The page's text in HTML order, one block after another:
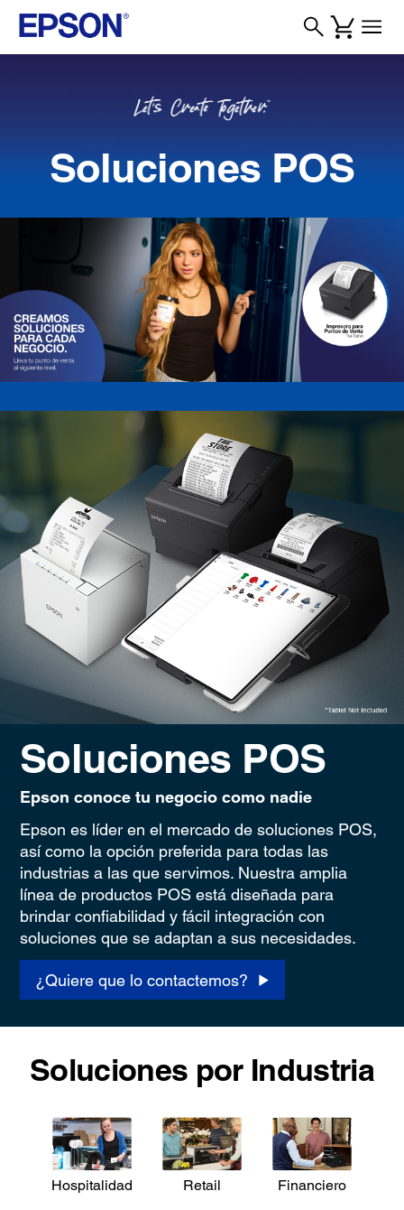
Soluciones POS
Soluciones POS
Epson conoce tu negocio como nadie
Epson es líder en el mercado de soluciones POS,
así como la opción preferida para todas las
industrias a las que servimos. Nuestra amplia
línea de productos POS está diseñada para
brindar confiabilidad y fácil integración con
soluciones que se adaptan a sus necesidades.
¿Quiere que lo contactemos?
Soluciones por Industria
Hospitalidad Retail Financiero